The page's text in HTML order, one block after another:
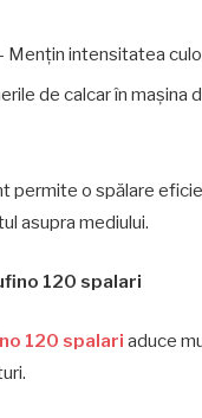
Mențin intensitatea
de calcar în mașina
permite o spălare
asupra mediului.
120 spalari
120 spalari aduce